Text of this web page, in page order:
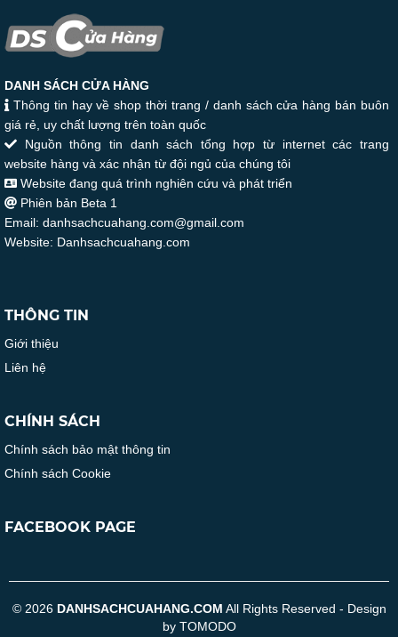
DANH SÁCH CỬA HÀNG
Thông tin hay về shop thời trang / danh sách cửa hàng bán buôn
giá rẻ, uy chất lượng trên toàn quốc
Nguồn thông tin danh sách tổng hợp từ internet các trang
website hàng và xác nhận từ đội ngủ của chúng tôi
Website đang quá trình nghiên cứu và phát triển
Phiên bản Beta 1
Email: danhsachcuahang.com@gmail.com
Website: Danhsachcuahang.com
THÔNG TIN
Giới thiệu
Liên hệ
CHÍNH SÁCH
Chính sách bảo mật thông tin
Chính sách Cookie
FACEBOOK PAGE
© 2026 DANHSACHCUAHANG.COM All Rights Reserved - Design
by TOMODO